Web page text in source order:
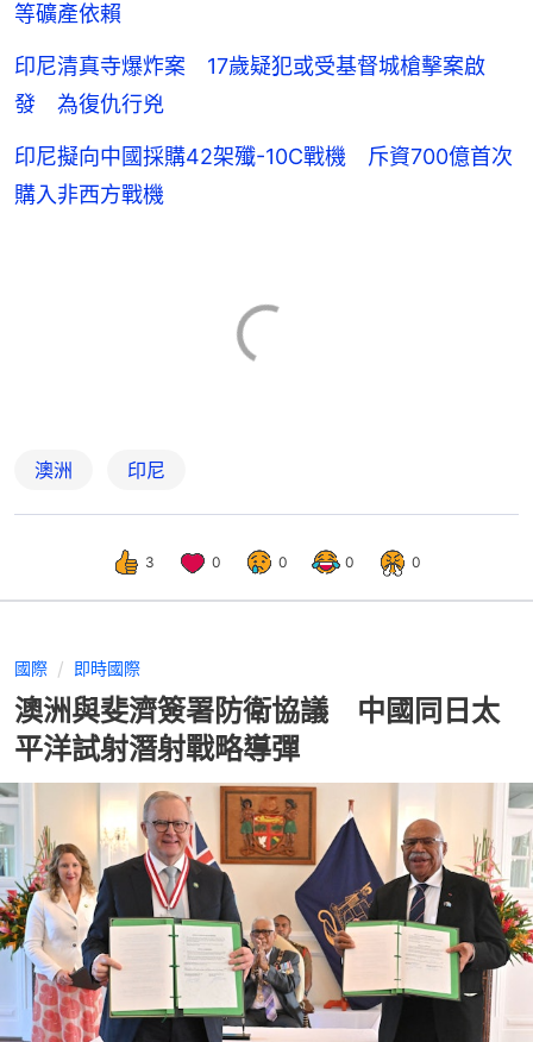
等礦產依賴
印尼清真寺爆炸案 17歲疑犯或受基督城槍擊案啟
發 為復仇行兇
印尼擬向中國採購42架殲-10C戰機 斥資700億首次
購入非西方戰機
澳洲 印尼
3 0 0 0 0
國際 即時國際
澳洲與斐濟簽署防衛協議 中國同日太
平洋試射潛射戰略導彈